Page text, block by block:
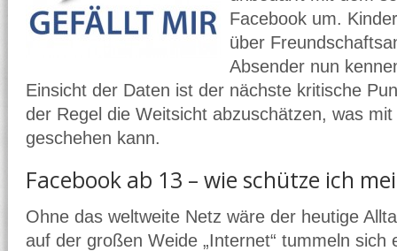
Facebook um.
über
Absender nun
Einsicht der Daten ist der nächste kritische
der Regel die Weitsicht abzuschätzen, was
geschehen kann.
Facebook ab 13 – wie schütze ich
Ohne das weltweite Netz wäre der heutige
auf der großen Weide „Internet“ tummeln sich